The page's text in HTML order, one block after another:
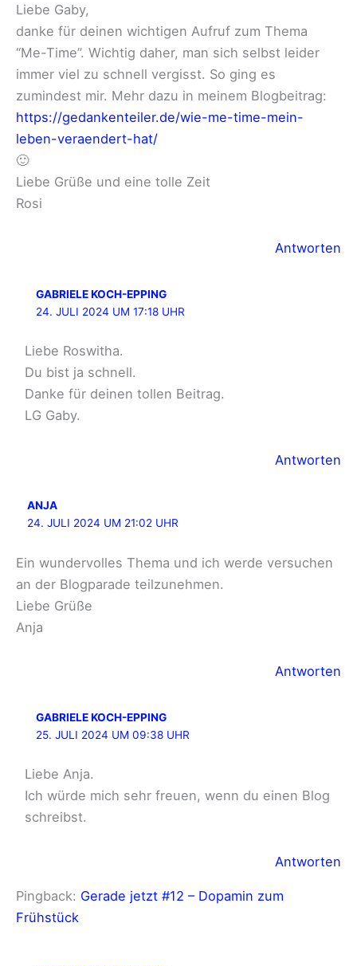
Liebe Gaby,
danke für deinen wichtigen Aufruf zum Thema
“Me-Time”. Wichtig daher, man sich selbst leider
immer viel zu schnell vergisst. So ging es
zumindest mir. Mehr dazu in meinem Blogbeitrag:
https://gedankenteiler.de/wie-me-time-mein-
leben-veraendert-hat/
🙂
Liebe Grüße und eine tolle Zeit
Rosi
Antworten
GABRIELE KOCH-EPPING
24. JULI 2024 UM 17:18 UHR
Liebe Roswitha.
Du bist ja schnell.
Danke für deinen tollen Beitrag.
LG Gaby.
Antworten
ANJA
24. JULI 2024 UM 21:02 UHR
Ein wundervolles Thema und ich werde versuchen
an der Blogparade teilzunehmen.
Liebe Grüße
Anja
Antworten
GABRIELE KOCH-EPPING
25. JULI 2024 UM 09:38 UHR
Liebe Anja.
Ich würde mich sehr freuen, wenn du einen Blog
schreibst.
Antworten
Pingback: Gerade jetzt #12 – Dopamin zum
Frühstück